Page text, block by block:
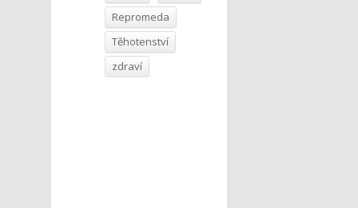
Repromeda
Těhotenství
zdraví